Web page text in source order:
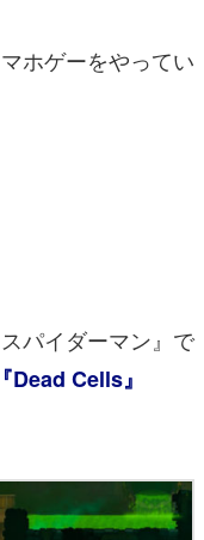
ホゲーをやってい
パイダーマン』で
『Dead Cells』